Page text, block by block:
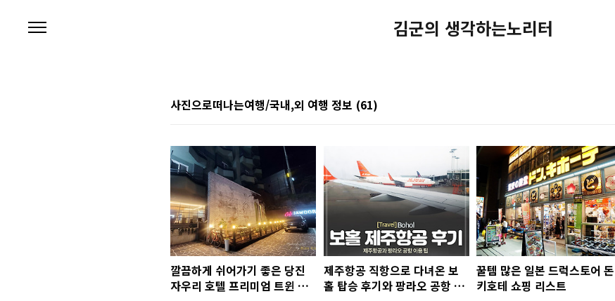
김군의 생각하는노리터
사진으로떠나는여행/국내,외 여행 정보 (61)
깔끔하게 쉬어가기 좋은 당진
자우리 호텔 프리미엄 트윈 방
제주항공 직항으로 다녀온 보
홀 탑승 후기와 팡라오 공항 이
꿀템 많은 일본 드럭스토어 돈
키호테 쇼핑 리스트